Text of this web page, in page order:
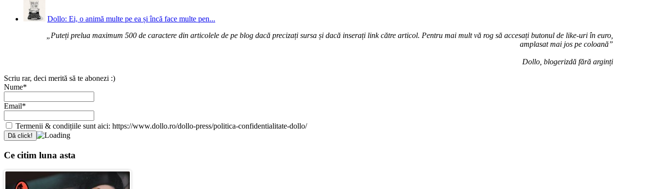
Dollo: Ei, o animă multe pe ea și încă face multe pen...
„Puteți prelua maximum 500 de caractere din articolele de pe blog dacă precizați sursa și dacă inserați link către articol. Pentru mai mult vă rog să accesați butonul de like-uri în euro,
amplasat mai jos pe coloană”
Dollo, blogerizdă fără arginți
Scriu rar, deci merită să te abonezi :)
Nume*
Email*
Termenii & condițiile sunt aici: https://www.dollo.ro/dollo-press/politica-confidentialitate-dollo/
Ce citim luna asta